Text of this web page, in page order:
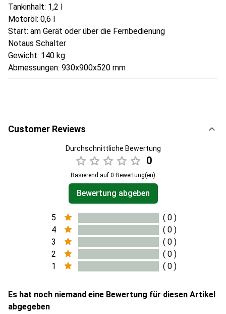
Tankinhalt: 1,2 l
Motoröl: 0,6 l
Start: am Gerät oder über die Fernbedienung
Notaus Schalter
Gewicht: 140 kg
Abmessungen: 930x900x520 mm
Customer Reviews
Durchschnittliche Bewertung
0
Basierend auf 0 Bewertung(en)
Bewertung abgeben
5
( 0 )
4
( 0 )
3
( 0 )
2
( 0 )
1
( 0 )
Es hat noch niemand eine Bewertung für diesen Artikel
abgegeben